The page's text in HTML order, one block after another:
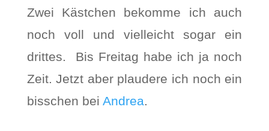
Zwei Kästchen bekomme ich auch
noch voll und vielleicht sogar ein
drittes. Bis Freitag habe ich ja noch
Zeit. Jetzt aber plaudere ich noch ein
bisschen bei Andrea.